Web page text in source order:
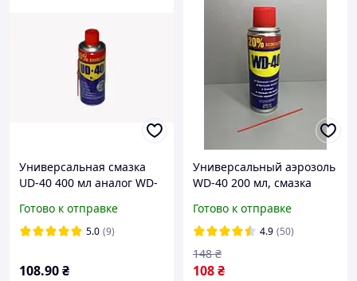
Универсальная смазка
UD-40 400 мл аналог WD-
проникающая, от
ржавчины для авто и
Готово к отправке
5.0 (9)
108.90₴
Универсальный аэрозоль
WD-40 200 мл, смазка
смазка от ржавчины для
авто и болтов, замков, п
Готово к отправке
4.9 (50)
108₴
148 ₴